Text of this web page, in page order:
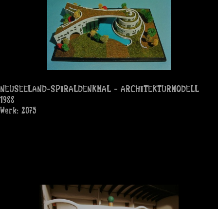
NEUSEELAND-SPIRALDENKMAL - ARCHITEKTURMODELL
1988
Werk: 2075